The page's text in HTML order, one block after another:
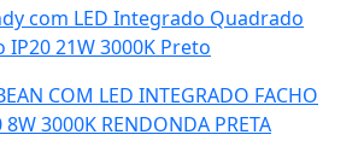
com LED Integrado Quadrado
IP20 21W 3000K Preto
COM LED INTEGRADO FACHO
3000K RENDONDA PRETA